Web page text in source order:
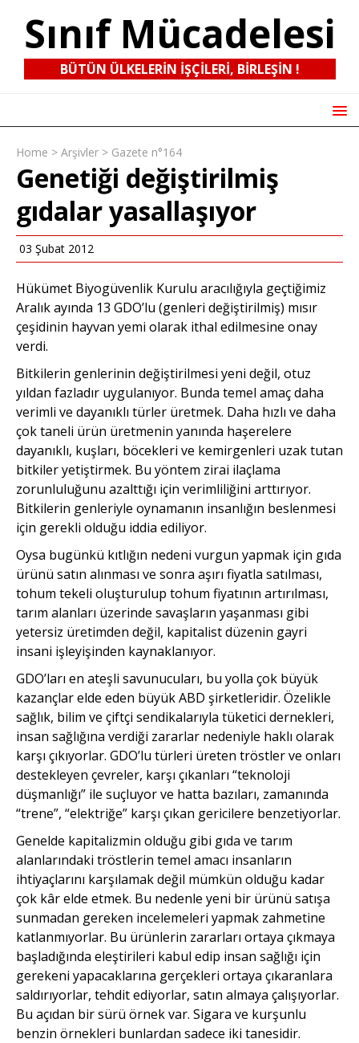
Sınıf Mücadelesi
BÜTÜN ÜLKELERIN IŞÇILERI, BIRLEŞIN !
Home > Arşivler > Gazete n°164
Genetiği değiştirilmiş
gıdalar yasallaşıyor
03 Şubat 2012
Hükümet Biyogüvenlik Kurulu aracılığıyla geçtiğimiz
Aralık ayında 13 GDO’lu (genleri değiştirilmiş) mısır
çeşidinin hayvan yemi olarak ithal edilmesine onay
verdi.
Bitkilerin genlerinin değiştirilmesi yeni değil, otuz
yıldan fazladır uygulanıyor. Bunda temel amaç daha
verimli ve dayanıklı türler üretmek. Daha hızlı ve daha
çok taneli ürün üretmenin yanında haşerelere
dayanıklı, kuşları, böcekleri ve kemirgenleri uzak tutan
bitkiler yetiştirmek. Bu yöntem zirai ilaçlama
zorunluluğunu azalttığı için verimliliğini arttırıyor.
Bitkilerin genleriyle oynamanın insanlığın beslenmesi
için gerekli olduğu iddia ediliyor.
Oysa bugünkü kıtlığın nedeni vurgun yapmak için gıda
ürünü satın alınması ve sonra aşırı fiyatla satılması,
tohum tekeli oluşturulup tohum fiyatının artırılması,
tarım alanları üzerinde savaşların yaşanması gibi
yetersiz üretimden değil, kapitalist düzenin gayri
insani işleyişinden kaynaklanıyor.
GDO’ları en ateşli savunucuları, bu yolla çok büyük
kazançlar elde eden büyük ABD şirketleridir. Özelikle
sağlık, bilim ve çiftçi sendikalarıyla tüketici dernekleri,
insan sağlığına verdiği zararlar nedeniyle haklı olarak
karşı çıkıyorlar. GDO’lu türleri üreten tröstler ve onları
destekleyen çevreler, karşı çıkanları “teknoloji
düşmanlığı” ile suçluyor ve hatta bazıları, zamanında
“trene”, “elektriğe” karşı çıkan gericilere benzetiyorlar.
Genelde kapitalizmin olduğu gibi gıda ve tarım
alanlarındaki tröstlerin temel amacı insanların
ihtiyaçlarını karşılamak değil mümkün olduğu kadar
çok kâr elde etmek. Bu nedenle yeni bir ürünü satışa
sunmadan gereken incelemeleri yapmak zahmetine
katlanmıyorlar. Bu ürünlerin zararları ortaya çıkmaya
başladığında eleştirileri kabul edip insan sağlığı için
gerekeni yapacaklarına gerçekleri ortaya çıkaranlara
saldırıyorlar, tehdit ediyorlar, satın almaya çalışıyorlar.
Bu açıdan bir sürü örnek var. Sigara ve kurşunlu
benzin örnekleri bunlardan sadece iki tanesidir.